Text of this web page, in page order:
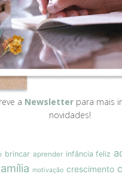
a Newsletter para mais
novidades!
brincar aprender infância feliz
motivação crescimento